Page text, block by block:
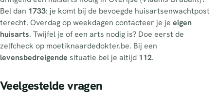
Bel dan 1733: je komt bij de bevoegde huisartsenwachtpost
terecht. Overdag op weekdagen contacteer je je eigen
huisarts. Twijfel je of een arts nodig is? Doe eerst de
zelfcheck op moetiknaardedokter.be. Bij een
levensbedreigende situatie bel je altijd 112.
Veelgestelde vragen